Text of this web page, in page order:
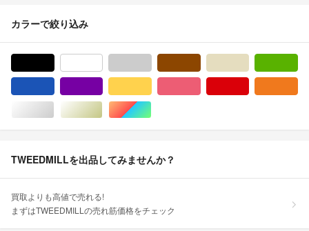
カラーで絞り込み
シルバー/銀色系ゴールド/金色系マルチカラー
TWEEDMILLを出品してみませんか？
買取よりも高値で売れる!
まずはTWEEDMILLの売れ筋価格をチェック